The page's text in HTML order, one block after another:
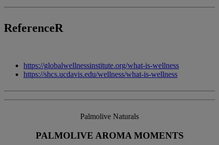
ReferenceR
https://globalwellnessinstitute.org/what-is-wellness
https://shcs.ucdavis.edu/wellness/what-is-wellness
Palmolive Naturals
PALMOLIVE AROMA MOMENTS